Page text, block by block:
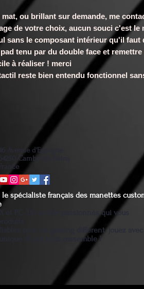
ou brillant sur demande, me
de votre choix, aucun souci c'est le
sans le composant intérieur qu'il faut
tenu par du double face et
à réaliser ! merci
reste bien entendu fonctionnel
Avenue d'Espagne
Cambo les bains
France
le spécialiste français des manettes
et PC. Un artiste passionnés qui vous
pour un gaming différent. jouez avec
et qui vous ressemble !